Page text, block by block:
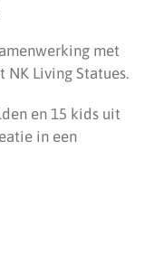
met
Living Statues.
en 15 kids uit
in een